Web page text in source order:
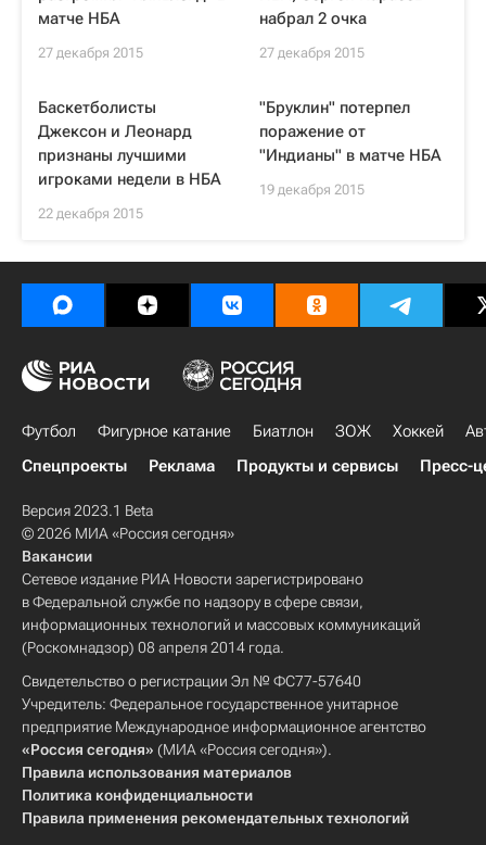
матче НБА
27 декабря 2015
набрал 2 очка
27 декабря 2015
Баскетболисты
Джексон и Леонард
признаны лучшими
игроками недели в НБА
22 декабря 2015
"Бруклин" потерпел
поражение от
"Индианы" в матче НБА
19 декабря 2015
Футбол Фигурное катание Биатлон ЗОЖ Хоккей
Спецпроекты
Реклама Продукты и сервисы Пресс-
Версия 2023.1 Beta
© 2026 МИА «Россия сегодня»
Вакансии
Сетевое издание РИА Новости зарегистрировано
в Федеральной службе по надзору в сфере связи,
информационных технологий и массовых коммуникаций
(Роскомнадзор) 08 апреля 2014 года.
Свидетельство о регистрации Эл № ФС77-57640
Учредитель: Федеральное государственное унитарное
предприятие Международное информационное агентство
«Россия сегодня» (МИА «Россия сегодня»).
Правила использования материалов
Политика конфиденциальности
Правила применения рекомендательных технологий